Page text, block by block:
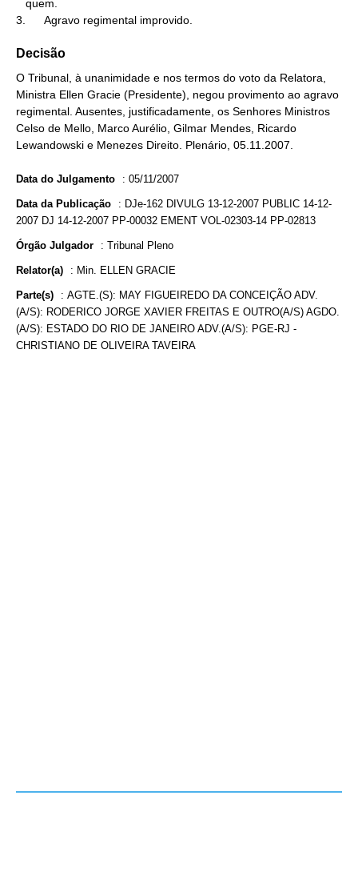
3.      Agravo regimental improvido.
Decisão
O Tribunal, à unanimidade e nos termos do voto da Relatora,
Ministra Ellen Gracie (Presidente), negou provimento ao agravo
regimental. Ausentes, justificadamente, os Senhores Ministros
Celso de Mello, Marco Aurélio, Gilmar Mendes, Ricardo
Lewandowski e Menezes Direito. Plenário, 05.11.2007.
Data do Julgamento : 05/11/2007
Data da Publicação : DJe-162 DIVULG 13-12-2007 PUBLIC 14-12-
2007 DJ 14-12-2007 PP-00032 EMENT VOL-02303-14 PP-02813
Órgão Julgador : Tribunal Pleno
Relator(a) : Min. ELLEN GRACIE
Parte(s) : AGTE.(S): MAY FIGUEIREDO DA CONCEIÇÃO ADV.
(A/S): RODERICO JORGE XAVIER FREITAS E OUTRO(A/S) AGDO.
(A/S): ESTADO DO RIO DE JANEIRO ADV.(A/S): PGE-RJ -
CHRISTIANO DE OLIVEIRA TAVEIRA